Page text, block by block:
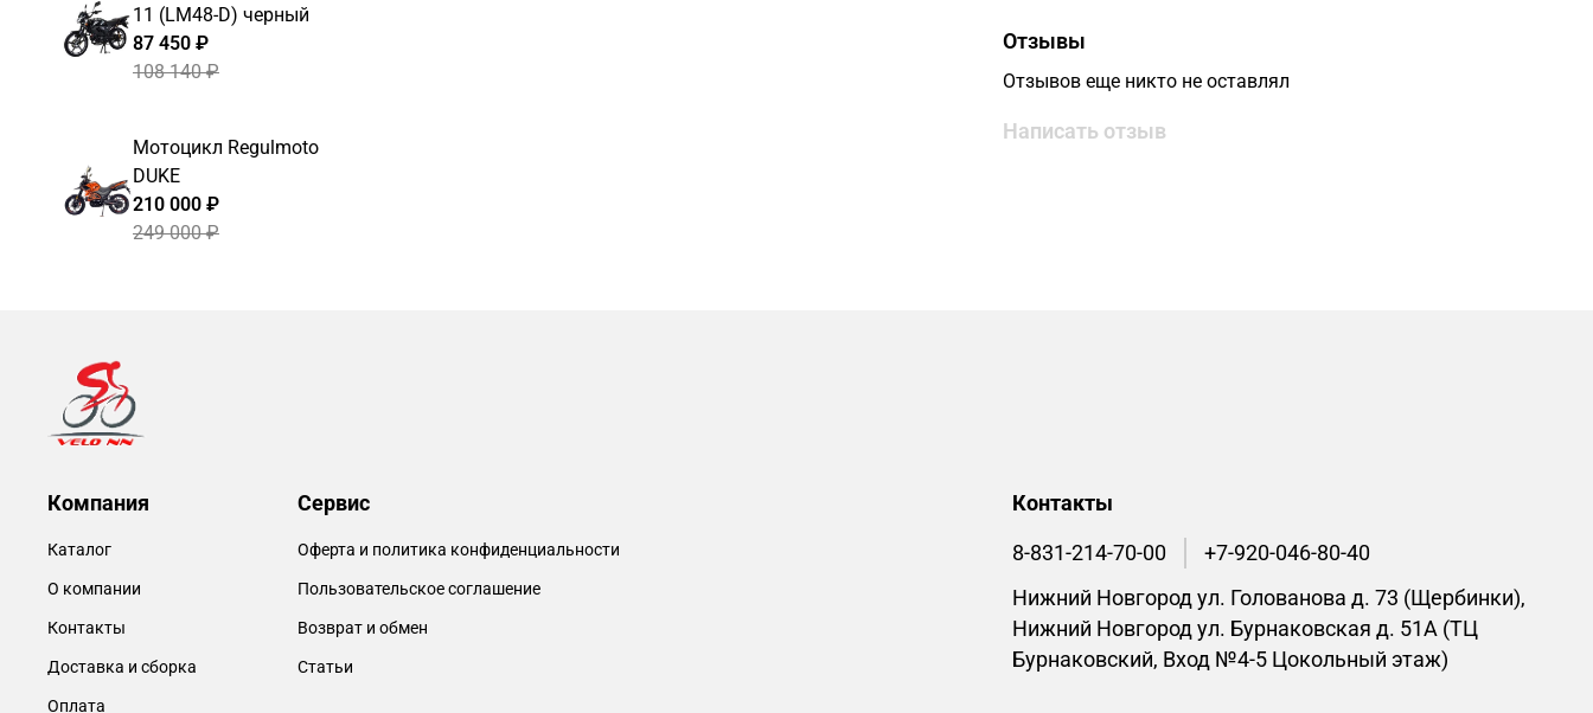
Отзывы
Отзывов еще никто не оставлял
Написать отзыв
11 (LM48-D) черный
87 450 ₽
108 140 ₽
Мотоцикл Regulmoto
DUKE
210 000 ₽
249 000 ₽
Компания
Каталог
О компании
Контакты
Доставка и сборка
Оплата
Сервис
Оферта и политика конфиденциальности
Пользовательское соглашение
Возврат и обмен
Статьи
Контакты
8-831-214-70-00
+7-920-046-80-40
Нижний Новгород ул. Голованова д. 73 (Щербинки),
Нижний Новгород ул. Бурнаковская д. 51А (ТЦ
Бурнаковский, Вход №4-5 Цокольный этаж)